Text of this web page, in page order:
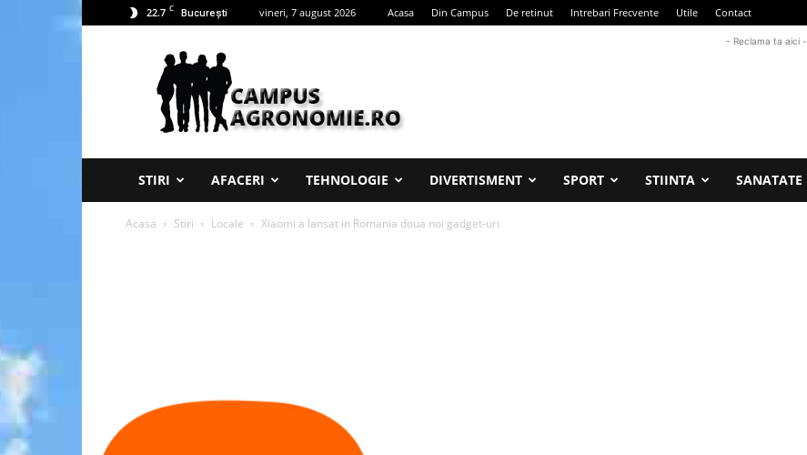
22.7 C București vineri, 7 august 2026 Acasa Din Campus De retinut Intrebari Frecvente Utile Contact
Campus
Agronomie
- Reclama ta aici -
STIRI AFACERI TEHNOLOGIE DIVERTISMENT SPORT STIINTA SANATATE
Acasa Stiri Locale Xiaomi a lansat in Romania doua noi gadget-uri